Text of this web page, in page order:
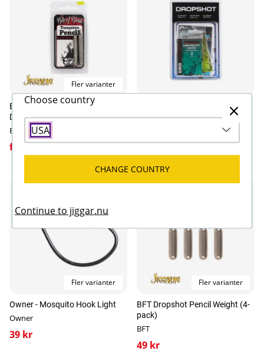
Fler varianter
Bite of Bleak Tungsten Skinny
Dropshot Weight
Bite of Bleak
fr. 109 kr
Darts
Fler varianter
Owner - Mosquito Hook Light
Owner
39 kr
Fler varianter
BFT Dropshot Pencil Weight (4-
pack)
BFT
49 kr
Choose country
USA
CHANGE COUNTRY
Continue to jiggar.nu